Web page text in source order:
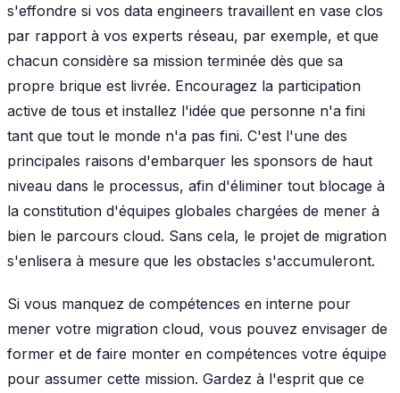
s'effondre si vos data engineers travaillent en vase clos
par rapport à vos experts réseau, par exemple, et que
chacun considère sa mission terminée dès que sa
propre brique est livrée. Encouragez la participation
active de tous et installez l'idée que personne n'a fini
tant que tout le monde n'a pas fini. C'est l'une des
principales raisons d'embarquer les sponsors de haut
niveau dans le processus, afin d'éliminer tout blocage à
la constitution d'équipes globales chargées de mener à
bien le parcours cloud. Sans cela, le projet de migration
s'enlisera à mesure que les obstacles s'accumuleront.
Si vous manquez de compétences en interne pour
mener votre migration cloud, vous pouvez envisager de
former et de faire monter en compétences votre équipe
pour assumer cette mission. Gardez à l'esprit que ce